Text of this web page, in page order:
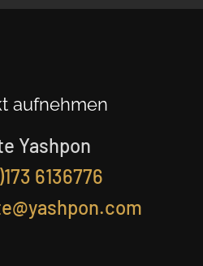
aufnehmen
Yashpon
6136776